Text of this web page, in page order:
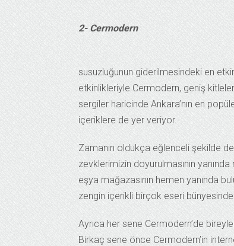
2- Cermodern
susuzluğunun giderilmesindeki en
etkinlikleriyle Cermodern, geniş
sergiler haricinde Ankara’nın en
içeriklere de yer veriyor.
Zamanın oldukça eğlenceli şekilde
zevklerimizin doyurulmasının
eşya mağazasının hemen yanında
zengin içerikli birçok eseri
Ayrıca her sene Cermodern’de
Birkaç sene önce Cermodern’in